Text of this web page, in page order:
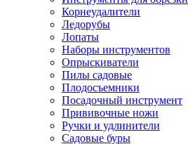
Корнеудалители
Ледорубы
Лопаты
Наборы инструментов
Опрыскиватели
Пилы садовые
Плодосъемники
Посадочный инструмент
Прививочные ножи
Ручки и удлинители
Садовые буры